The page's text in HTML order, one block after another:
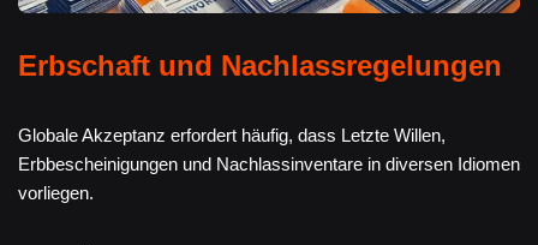
Erbschaft und Nachlassregelungen
Globale Akzeptanz erfordert häufig, dass Letzte Willen,
Erbbescheinigungen und Nachlassinventare in diversen Idiomen
vorliegen.